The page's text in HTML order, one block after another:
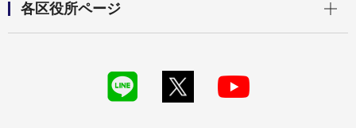
各区役所ページ